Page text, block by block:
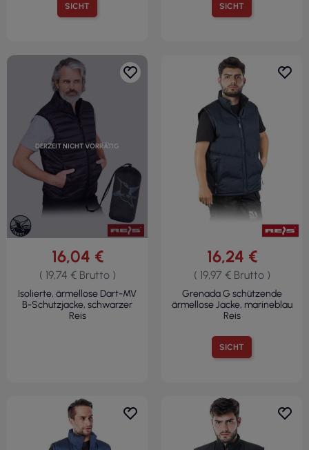
SICHT SICHT
DERZEIT NICHT VORRÄTIG
16,04 €
( 19,74 € Brutto )
Isolierte, ärmellose Dart-MV
B-Schutzjacke, schwarzer
Reis
SICHT
16,24 €
( 19,97 € Brutto )
Grenada G schützende
ärmellose Jacke, marineblau
Reis